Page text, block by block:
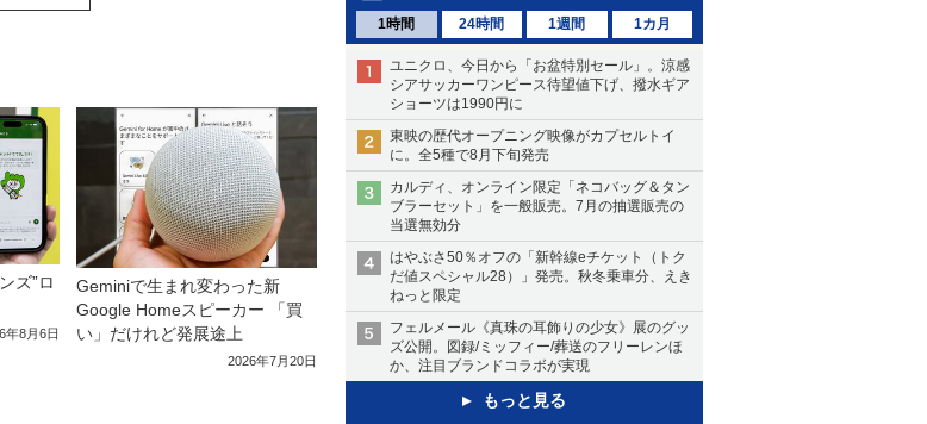
1時間 24時間 1週間 1カ月
ユニクロ、今日から「お盆特別セール」。涼感
シアサッカーワンピース待望値下げ、撥水ギア
ショーツは1990円に
東映の歴代オープニング映像がカプセルトイ
に。全5種で8月下旬発売
カルディ、オンライン限定「ネコバッグ＆タン
ブラーセット」を一般販売。7月の抽選販売の
当選無効分
はやぶさ50％オフの「新幹線eチケット（トク
だ値スペシャル28）」発売。秋冬乗車分、えき
ねっと限定
フェルメール《真珠の耳飾りの少女》展のグッ
ズ公開。図録/ミッフィー/葬送のフリーレンほ
か、注目ブランドコラボが実現
もっと見る
ズ”ロ
年8月6日
Geminiで生まれ変わった新
Google Homeスピーカー 「買
い」だけれど発展途上
2026年7月20日